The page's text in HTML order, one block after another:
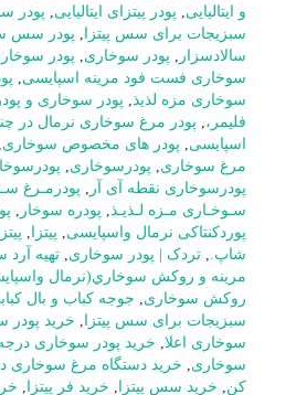
و ایتالیایی, پودر پیتزای ایتالیایی, پودر
سبزیجات برای سس پیتزا , پودر سس
سالادسزار , پودر سوخاری, پودر
سوخاری فست فود مرینه اسپایسی,
سوخاری مزه لذیذ, پودر سوخاری و پودر
فلیمر،, پودر مرغ سوخاری نرمال در
اسپایسی, پودر های مخصوص سوخاری,
مرغ سوخاری, پودرسوخاری,
پودرسوخاری نقطه آی آر , پودرمـرغ
سـوخـاری مـزه لـذیـذ, پودره سوخار ,
پوردکنتاکی نرمال واسپایسی, پیتزا ,
شاپ., تردک | پودر سوخاری, تهيه آرد
مرينه و روکش سوخاري(نرمال
روکش سوخاری, جوجه کباب و بال
سبزیجات برای سس پیتزا , خرید پودر
سوخاری اعلا, خرید پودر سوخاری درجه
سوخاری, خرید دستگاه مرغ سوخاری
کن, خرید سس پیتزا , خرید فر پیتزا ,